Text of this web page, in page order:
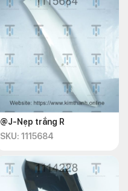
@J-Nẹp trắng R
SKU: 1115684